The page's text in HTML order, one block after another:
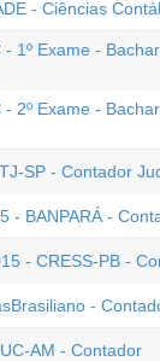
- Ciências
1º Exame -
2º Exame -
SP - Contador
- BANPARÁ -
- CRESS-PB -
-
AM - Contador